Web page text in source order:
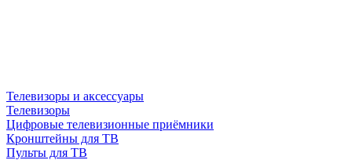
Телевизоры и аксессуары
Телевизоры
Цифровые телевизионные приёмники
Кронштейны для ТВ
Пульты для ТВ